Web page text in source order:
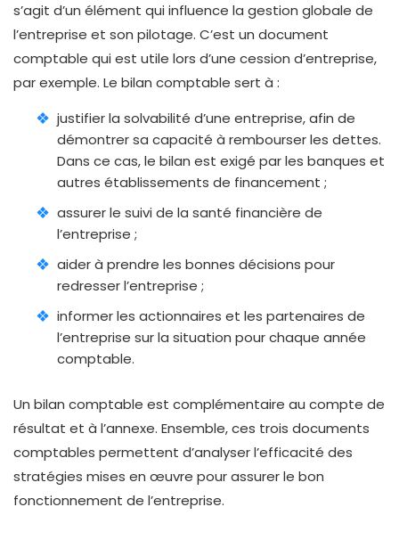
s’agit d’un élément qui influence la gestion globale de
l’entreprise et son pilotage. C’est un document
comptable qui est utile lors d’une cession d’entreprise,
par exemple. Le bilan comptable sert à :
justifier la solvabilité d’une entreprise, afin de
démontrer sa capacité à rembourser les dettes.
Dans ce cas, le bilan est exigé par les banques et
autres établissements de financement ;
assurer le suivi de la santé financière de
l’entreprise ;
aider à prendre les bonnes décisions pour
redresser l’entreprise ;
informer les actionnaires et les partenaires de
l’entreprise sur la situation pour chaque année
comptable.
Un bilan comptable est complémentaire au compte de
résultat et à l’annexe. Ensemble, ces trois documents
comptables permettent d’analyser l’efficacité des
stratégies mises en œuvre pour assurer le bon
fonctionnement de l’entreprise.